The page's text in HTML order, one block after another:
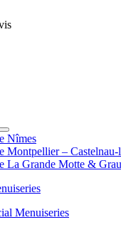
Nîmes
Montpellier –
La Grande Motte &